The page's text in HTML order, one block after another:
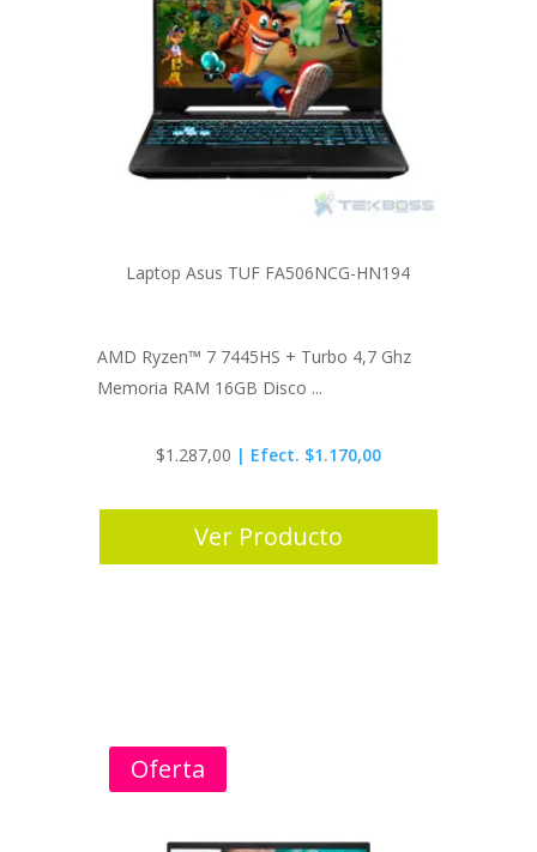
Laptop Asus TUF FA506NCG-HN194
AMD Ryzen™ 7 7445HS + Turbo 4,7 Ghz
Memoria RAM 16GB Disco ...
$1.287,00 | Efect. $1.170,00
Ver Producto
Oferta